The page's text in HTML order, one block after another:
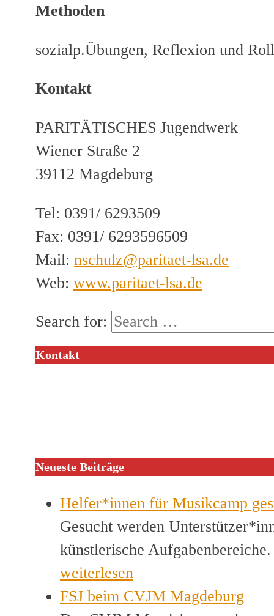
Methoden
sozialp.Übungen, Reflexion und
Kontakt
PARITÄTISCHES Jugendwerk
Wiener Straße 2
39112 Magdeburg
Tel: 0391/ 6293509
Fax: 0391/ 6293596509
Mail: nschulz@paritaet-lsa.de
Web: www.paritaet-lsa.de
Search for:
Kontakt
Neueste Beiträge
Helfer*innen für Musikcamp
Gesucht werden
künstlerische
weiterlesen
FSJ beim CVJM Magdeburg